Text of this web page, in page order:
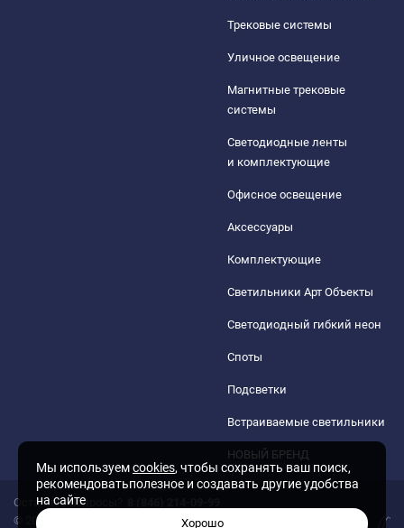
Трековые системы
Уличное освещение
Магнитные трековые
системы
Светодиодные ленты
и комплектующие
Офисное освещение
Аксессуары
Комплектующие
Светильники Арт Объекты
Светодиодный гибкий неон
Споты
Подсветки
Встраиваемые светильники
НОВЫЙ БРЕНД
Остались вопросы?
© 2026 Гипермаркет светильников «МИР СВЕТА»
Мы используемcookies, чтобы сохранять ваш поиск,
рекомендоватьполезное и создавать другие удобства
на сайте
Хорошо